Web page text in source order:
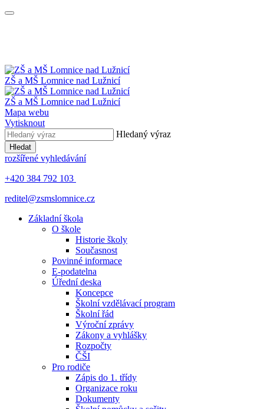
ZŠ a MŠ Lomnice nad Lužnicí
ZŠ a MŠ Lomnice nad Lužnicí
Mapa webu
Vytisknout
Hledaný výraz
Hledat
rozšířené vyhledávání
+420 384 792 103
reditel@zsmslomnice.cz
Základní škola
O škole
Historie školy
Současnost
Povinné informace
E-podatelna
Úřední deska
Koncepce
Školní vzdělávací program
Školní řád
Výroční zprávy
Zákony a vyhlášky
Rozpočty
ČŠI
Pro rodiče
Zápis do 1. třídy
Organizace roku
Dokumenty